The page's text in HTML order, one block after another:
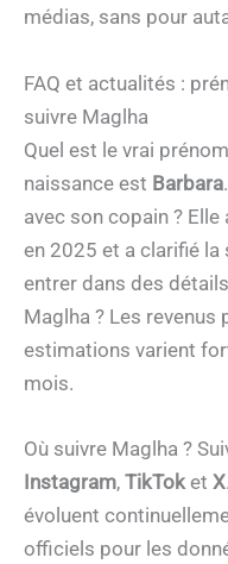
médias, sans pour
FAQ et actualités :
suivre Maglha
Quel est le vrai
naissance est Barbara
avec son copain ?
en 2025 et a clarifié la
entrer dans des
Maglha ? Les
estimations varient
mois.
Où suivre Maglha ?
Instagram, TikTok et X
évoluent
officiels pour les